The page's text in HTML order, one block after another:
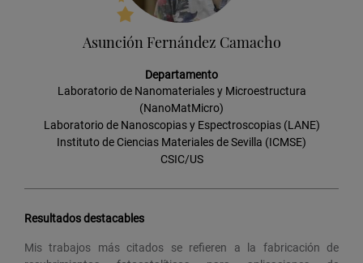
Asunción Fernández Camacho
Departamento
Laboratorio de Nanomateriales y Microestructura
(NanoMatMicro)
Laboratorio de Nanoscopias y Espectroscopias (LANE)
Instituto de Ciencias Materiales de Sevilla (ICMSE)
CSIC/US
Resultados destacables
Mis trabajos más citados se refieren a la fabricación de